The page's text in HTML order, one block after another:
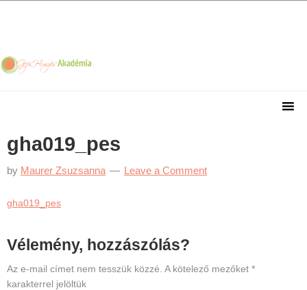
navigation
content
sidebar
gha019_pes
by Maurer Zsuzsanna Leave a Comment
gha019_pes
Reader
Interactions
Vélemény, hozzászólás?
Az e-mail címet nem tesszük közzé. A kötelező mezőket *
karakterrel jelöltük